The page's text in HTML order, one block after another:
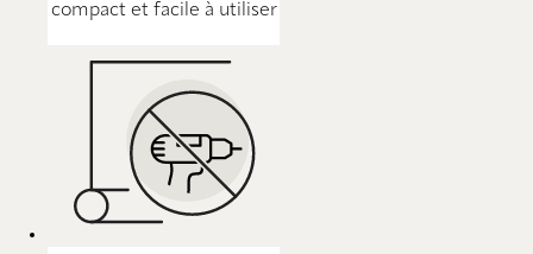
compact et facile à utiliser